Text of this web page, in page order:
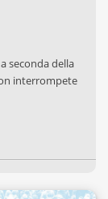
seconda della
interrompete